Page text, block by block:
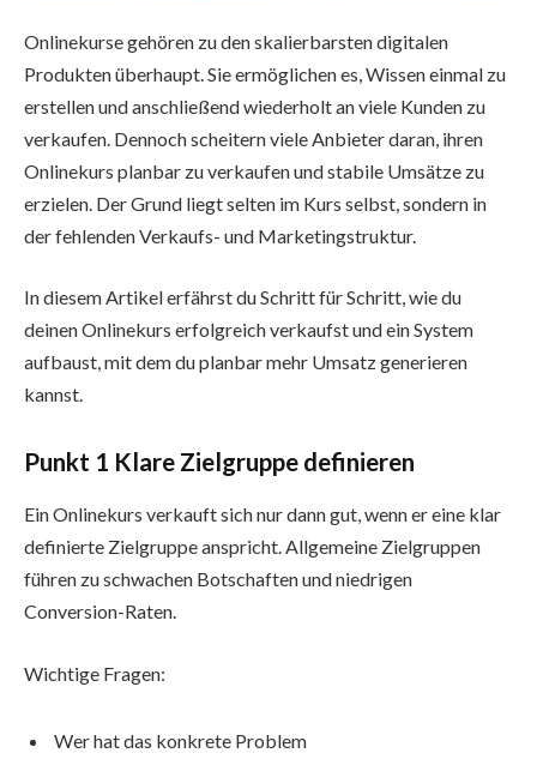
Onlinekurse gehören zu den skalierbarsten digitalen
Produkten überhaupt. Sie ermöglichen es, Wissen einmal zu
erstellen und anschließend wiederholt an viele Kunden zu
verkaufen. Dennoch scheitern viele Anbieter daran, ihren
Onlinekurs planbar zu verkaufen und stabile Umsätze zu
erzielen. Der Grund liegt selten im Kurs selbst, sondern in
der fehlenden Verkaufs- und Marketingstruktur.
In diesem Artikel erfährst du Schritt für Schritt, wie du
deinen Onlinekurs erfolgreich verkaufst und ein System
aufbaust, mit dem du planbar mehr Umsatz generieren
kannst.
Punkt 1 Klare Zielgruppe definieren
Ein Onlinekurs verkauft sich nur dann gut, wenn er eine klar
definierte Zielgruppe anspricht. Allgemeine Zielgruppen
führen zu schwachen Botschaften und niedrigen
Conversion-Raten.
Wichtige Fragen:
Wer hat das konkrete Problem